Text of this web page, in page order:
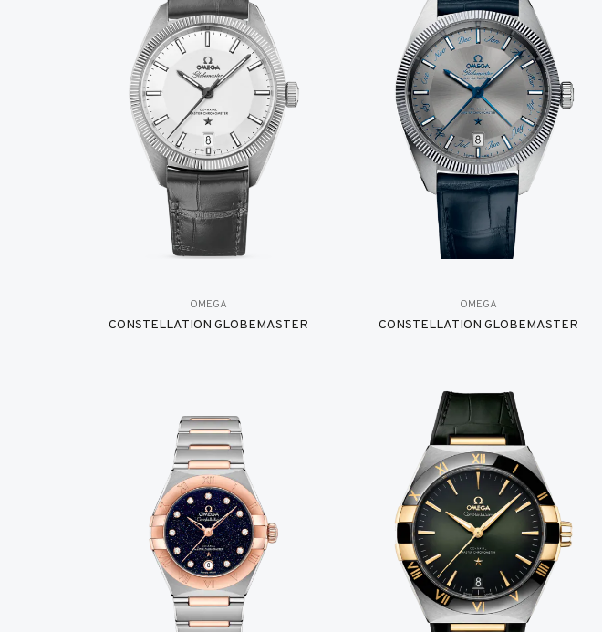
OMEGA
CONSTELLATION GLOBEMASTER
OMEGA
CONSTELLATION GLOBEMASTER